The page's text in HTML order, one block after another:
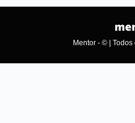
Mentor - © |